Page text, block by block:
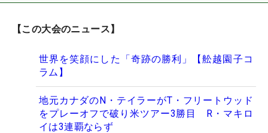
【この大会のニュース】
世界を笑顔にした「奇跡の勝利」【舩越園子コ
ラム】
地元カナダのN・テイラーがT・フリートウッド
をプレーオフで破り米ツアー3勝目 R・マキロ
イは3連覇ならず